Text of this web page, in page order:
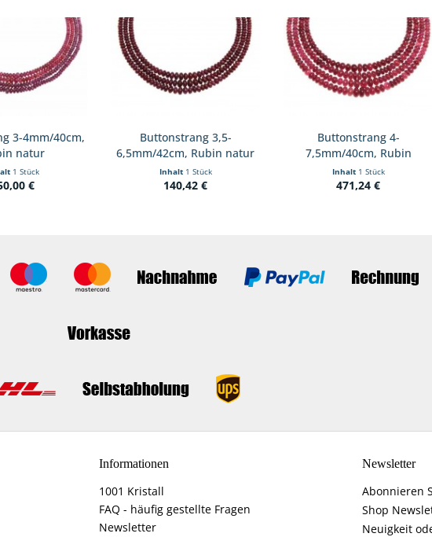
3-4mm/40cm,
natur
1 Stück
€
Buttonstrang 3,5-
6,5mm/42cm, Rubin natur
Inhalt 1 Stück
140,42 €
Buttonstrang 4-
7,5mm/40cm, Rubin
glasfilled
Inhalt 1 Stück
471,24 €
Informationen
1001 Kristall
FAQ - häufig gestellte Fragen
Newsletter
Newsletter
Abonnieren
Shop
Neuigkeit